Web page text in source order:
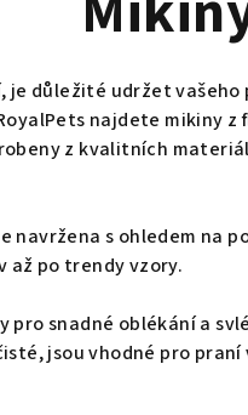
je důležité udržet vašeho
najdete mikiny
z kvalitních
navržena s ohledem na
až po trendy vzory.
pro snadné oblékání a
jsou vhodné pro